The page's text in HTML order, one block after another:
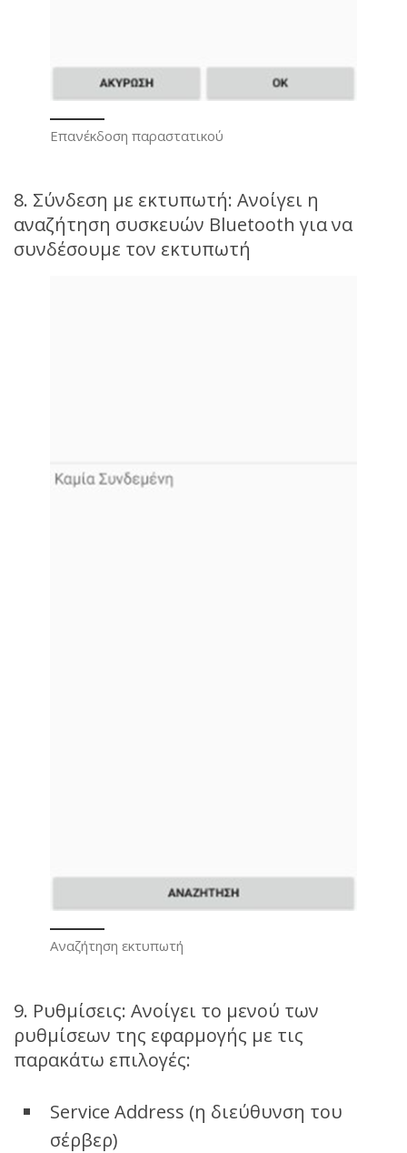
Επανέκδοση παραστατικού
8. Σύνδεση με εκτυπωτή: Ανοίγει η
αναζήτηση συσκευών Bluetooth για να
συνδέσουμε τον εκτυπωτή
Αναζήτηση εκτυπωτή
9. Ρυθμίσεις: Ανοίγει το μενού των
ρυθμίσεων της εφαρμογής με τις
παρακάτω επιλογές:
Service Address (η διεύθυνση του
σέρβερ)